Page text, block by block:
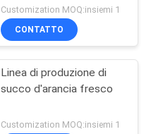
limone
Customization MOQ:insiemi 1
CONTATTO
Linea di produzione di
succo d'arancia fresco
Customization MOQ:insiemi 1